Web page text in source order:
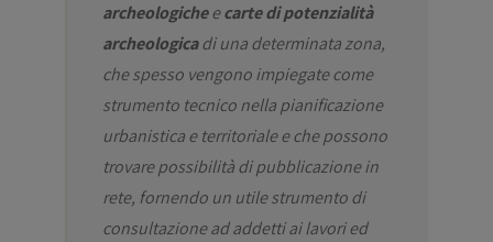
archeologicheecarte di potenzialità
archeologicadi una determinata zona,
che spesso vengono impiegate come
strumento tecnico nella pianificazione
urbanistica e territoriale e che possono
trovare possibilità di pubblicazione in
rete, fornendo un utile strumento di
consultazione ad addetti ai lavori ed